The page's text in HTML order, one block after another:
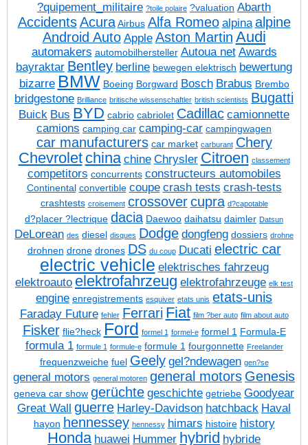
?quipement_militaire ?toile polaire ?valuation Abarth
Accidents Acura Airbus Alfa Romeo alpina alpine
Android Auto Apple Aston Martin Audi
automakers automobilhersteller Autoua net Awards
bayraktar Bentley berline bewegen elektrisch bewertung
bizarre BMW Boeing Borgward Bosch Brabus Brembo
bridgestone Brilliance britische wissenschaftler british scientists Bugatti
Buick Bus BYD cabrio cabriolet Cadillac camionnette
camions camping car camping-car campingwagen
car manufacturers car market carburant Chery
Chevrolet china chine Chrysler Citroen classement
competitors concurrents constructeurs automobiles
Continental convertible coupe crash tests crash-tests
crashtests croisement crossover cupra d?capotable
d?placer ?lectrique dacia Daewoo daihatsu daimler Datsun
DeLorean des diesel disques Dodge dongfeng dossiers drohne
drohnen drone drones DS du coup Ducati electric car
electric vehicle elektrisches fahrzeug
elektroauto elektrofahrzeug elektrofahrzeuge elk test
engine enregistrements esquiver etats unis etats-unis
Faraday Future fehler Ferrari Fiat film ?ber auto film about auto
Fisker flie?heck Ford formel 1 formel-e formel 1 Formula-E
formula 1 formule 1 formule-e formule 1 fourgonnette Freelander
frequenzweiche fuel Geely gel?ndewagen gen?se
general motors general motoren general motors Genesis
geneva car show gerüchte geschichte getriebe Goodyear
Great Wall guerre Harley-Davidson hatchback Haval
hayon hennessey hennessy himars histoire history
Honda huawei Hummer hybrid hybride